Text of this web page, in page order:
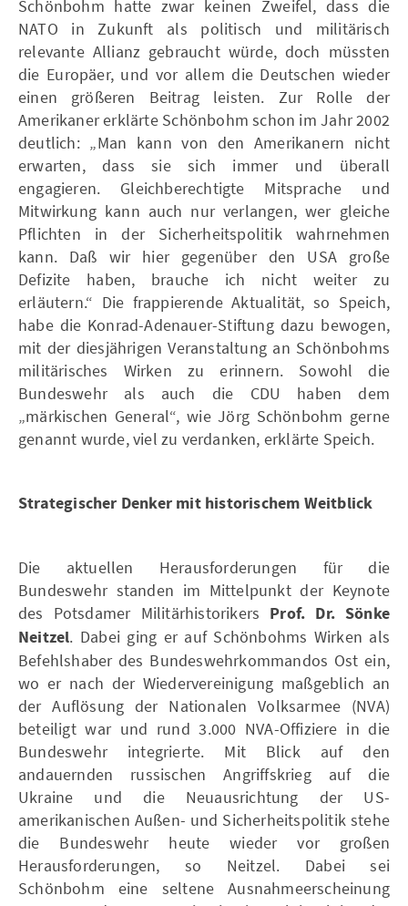
Schönbohm hatte zwar keinen Zweifel, dass die
NATO in Zukunft als politisch und militärisch
relevante Allianz gebraucht würde, doch müssten
die Europäer, und vor allem die Deutschen wieder
einen größeren Beitrag leisten. Zur Rolle der
Amerikaner erklärte Schönbohm schon im Jahr 2002
deutlich: „Man kann von den Amerikanern nicht
erwarten, dass sie sich immer und überall
engagieren. Gleichberechtigte Mitsprache und
Mitwirkung kann auch nur verlangen, wer gleiche
Pflichten in der Sicherheitspolitik wahrnehmen
kann. Daß wir hier gegenüber den USA große
Defizite haben, brauche ich nicht weiter zu
erläutern.“ Die frappierende Aktualität, so Speich,
habe die Konrad-Adenauer-Stiftung dazu bewogen,
mit der diesjährigen Veranstaltung an Schönbohms
militärisches Wirken zu erinnern. Sowohl die
Bundeswehr als auch die CDU haben dem
„märkischen General“, wie Jörg Schönbohm gerne
genannt wurde, viel zu verdanken, erklärte Speich.
Strategischer Denker mit historischem Weitblick
Die aktuellen Herausforderungen für die
Bundeswehr standen im Mittelpunkt der Keynote
des Potsdamer Militärhistorikers Prof. Dr. Sönke
Neitzel. Dabei ging er auf Schönbohms Wirken als
Befehlshaber des Bundeswehrkommandos Ost ein,
wo er nach der Wiedervereinigung maßgeblich an
der Auflösung der Nationalen Volksarmee (NVA)
beteiligt war und rund 3.000 NVA-Offiziere in die
Bundeswehr integrierte. Mit Blick auf den
andauernden russischen Angriffskrieg auf die
Ukraine und die Neuausrichtung der US-
amerikanischen Außen- und Sicherheitspolitik stehe
die Bundeswehr heute wieder vor großen
Herausforderungen, so Neitzel. Dabei sei
Schönbohm eine seltene Ausnahmeerscheinung